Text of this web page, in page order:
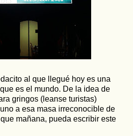
al que llegué hoy es una
es el mundo. De la idea de
gringos (leanse turistas)
a esa masa irreconocible de
mañana, pueda escribir este